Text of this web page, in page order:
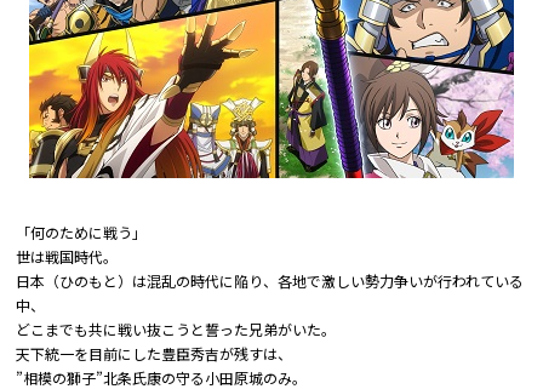
「何のために戦う――」
世は戦国時代。
日本（ひのもと）は混乱の時代に陥り、各地で激しい勢力争いが行われている
中、
どこまでも共に戦い抜こうと誓った兄弟がいた――。
天下統一を目前にした豊臣秀吉が残すは、
”相模の獅子”北条氏康の守る小田原城のみ。